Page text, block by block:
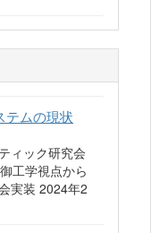
テムの現状
ィック研究会
工学視点から
実装 2024年2